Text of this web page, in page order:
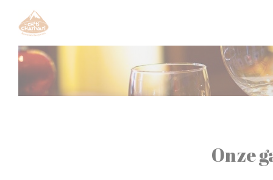
Cookies beheer paneel
Onze